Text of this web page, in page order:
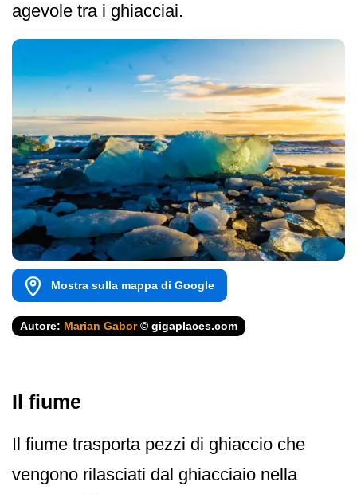
agevole tra i ghiacciai.
Mostra sulla mappa di Google
Autore: Marian Gabor© gigaplaces.com
Il fiume
Il fiume trasporta pezzi di ghiaccio che
vengono rilasciati dal ghiacciaio nella